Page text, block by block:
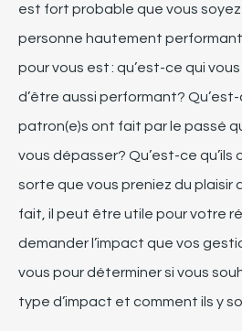
est fort probable que vous soyez
personne hautement
pour vous est : qu’est-ce qui
d’être aussi performant?
patron(e)s ont fait par le passé
vous dépasser? Qu’est-ce
sorte que vous preniez du plaisir
fait, il peut être utile pour votre
demander l’impact que vos
vous pour déterminer si vous
type d’impact et comment ils y